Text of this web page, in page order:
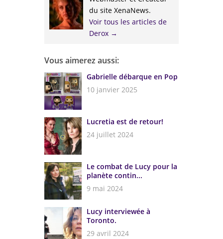
du site XenaNews.
Voir tous les articles de
Derox →
Vous aimerez aussi:
Gabrielle débarque en Pop
10 janvier 2025
Lucretia est de retour!
24 juillet 2024
Le combat de Lucy pour la
planète contin...
9 mai 2024
Lucy interviewée à
Toronto.
29 avril 2024